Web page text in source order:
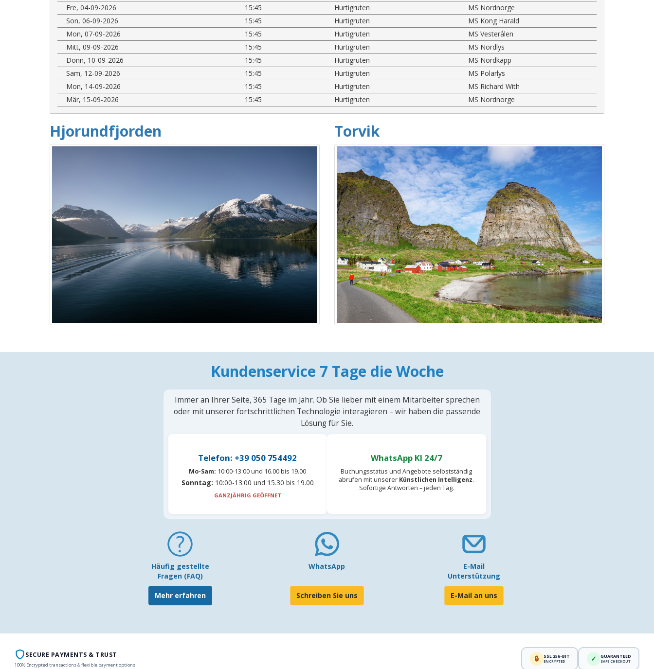
Fre, 04-09-2026
15:45 Hurtigruten
MS Nordnorge
Son, 06-09-2026
15:45 Hurtigruten
MS Kong Harald
Mon, 07-09-2026
15:45 Hurtigruten
MS Vesterålen
Mitt, 09-09-2026
15:45 Hurtigruten
MS Nordlys
Donn, 10-09-2026
15:45 Hurtigruten
MS Nordkapp
Sam, 12-09-2026
15:45 Hurtigruten
MS Polarlys
Mon, 14-09-2026
15:45 Hurtigruten
MS Richard With
Mär, 15-09-2026
15:45 Hurtigruten MS Nordnorge
Hjorundfjorden Torvik
Kundenservice 7 Tage die Woche
Immer an Ihrer Seite, 365 Tage im Jahr. Ob Sie lieber mit einem Mitarbeiter sprechen
oder mit unserer fortschrittlichen Technologie interagieren – wir haben die passende
Lösung für Sie.
Telefon: +39 050 754492
Mo-Sam: 10:00-13:00 und 16.00 bis 19.00
Sonntag: 10:00-13:00 und 15.30 bis 19.00
GANZJÄHRIG GEÖFFNET
WhatsApp KI 24/7
Buchungsstatus und Angebote selbstständig
abrufen mit unserer Künstlichen Intelligenz.
Sofortige Antworten – jeden Tag.
Häufig gestellte
Fragen (FAQ)
Mehr erfahren
WhatsApp
Schreiben Sie uns
E-Mail
Unterstützung
E-Mail an uns
SECURE PAYMENTS & TRUST
100% Encrypted transactions & flexible payment options
🔒 SSL 256-BIT
ENCRYPTED ✓ GUARANTEED
SAFE CHECKOUT